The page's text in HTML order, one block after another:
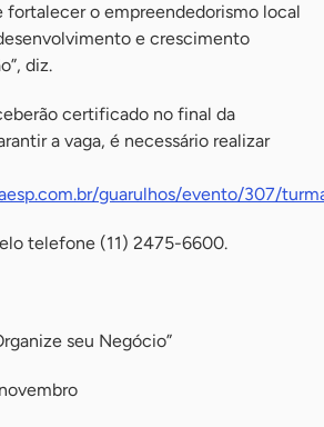
fortalecer o empreendedorismo local
e crescimento
diz.
certificado no final da
a vaga, é necessário realizar
guarulhos/evento/307/
telefone (11) 2475-6600.
seu Negócio”